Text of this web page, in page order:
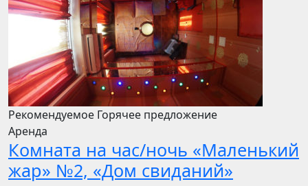
Рекомендуемое Горячее предложение
Аренда
Комната на час/ночь «Маленький
жар» №2, «Дом свиданий»